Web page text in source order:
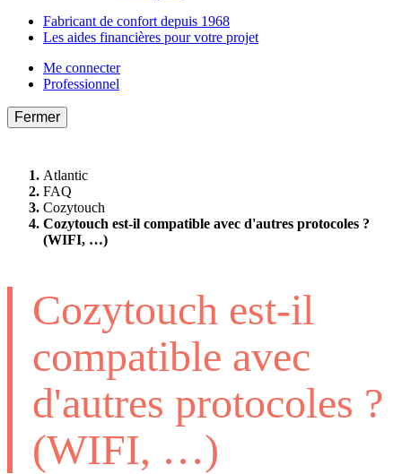
Fabricant de confort depuis 1968
Les aides financières pour votre projet
Me connecter
Professionnel
Fermer
Atlantic
FAQ
Cozytouch
Cozytouch est-il compatible avec d'autres protocoles ?
(WIFI, …)
Cozytouch est-il
compatible avec
d'autres protocoles ?
(WIFI, …)